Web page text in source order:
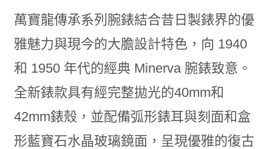
萬寶龍傳承系列腕錶結合昔日製錶界的優
雅魅力與現今的大膽設計特色，向 1940
和 1950 年代的經典 Minerva 腕錶致意。
全新錶款具有經完整拋光的40mm和
42mm錶殼，並配備弧形錶耳與刻面和盒
形藍寶石水晶玻璃鏡面，呈現優雅的復古